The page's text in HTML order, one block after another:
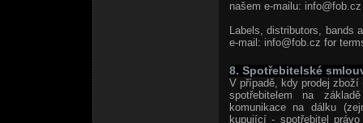
našem e-mailu:
Labels, distributors, bands
e-mail: info@fob.cz for
8. Spotřebitelské
V případě, kdy prodej zboží
spotřebitelem na
komunikace na dálku
kupující - spotřebitel